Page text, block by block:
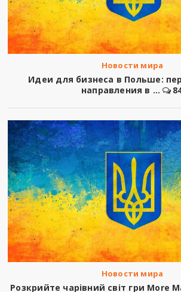
Новости мира
Идеи для бизнеса в Польше:
направления в ...
Новости мира
Розкрийте чарівний світ гри More